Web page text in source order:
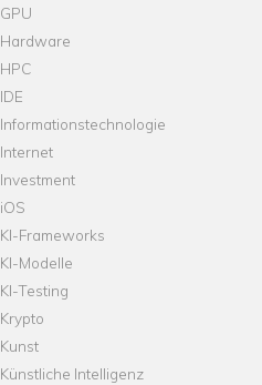
GPU
Hardware
HPC
IDE
Informationstechnologie
Internet
Investment
iOS
KI-Frameworks
KI-Modelle
KI-Testing
Krypto
Kunst
Künstliche Intelligenz